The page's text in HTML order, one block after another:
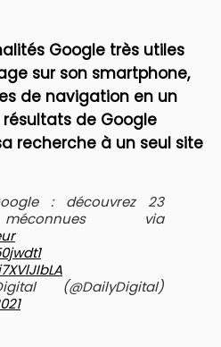
Google très utiles
sur son smartphone,
de navigation en un
de Google
recherche à un seul site
via
(@DailyDigital)